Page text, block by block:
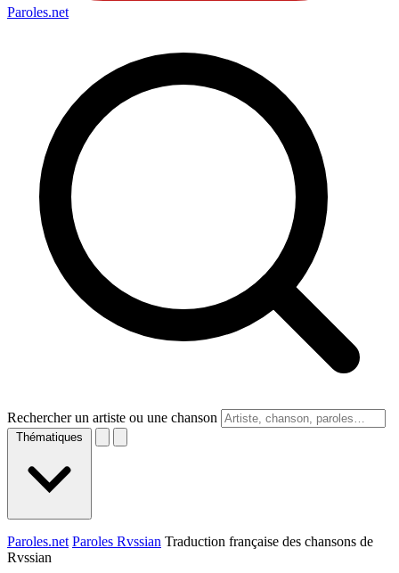
Paroles.net
Rechercher un artiste ou une chanson
Thématiques
Paroles.net Paroles Rvssian Traduction française des chansons de
Rvssian